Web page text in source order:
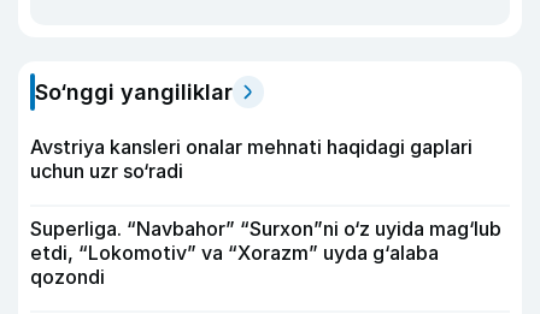
So‘nggi yangiliklar
Avstriya kansleri onalar mehnati haqidagi gaplari
uchun uzr so‘radi
Superliga. “Navbahor” “Surxon”ni o‘z uyida mag‘lub
etdi, “Lokomotiv” va “Xorazm” uyda g‘alaba
qozondi